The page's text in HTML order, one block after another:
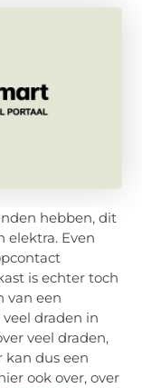
hebben, dit
elektra. Even
is echter toch
van een
draden in
veel draden,
kan dus een
ook over, over